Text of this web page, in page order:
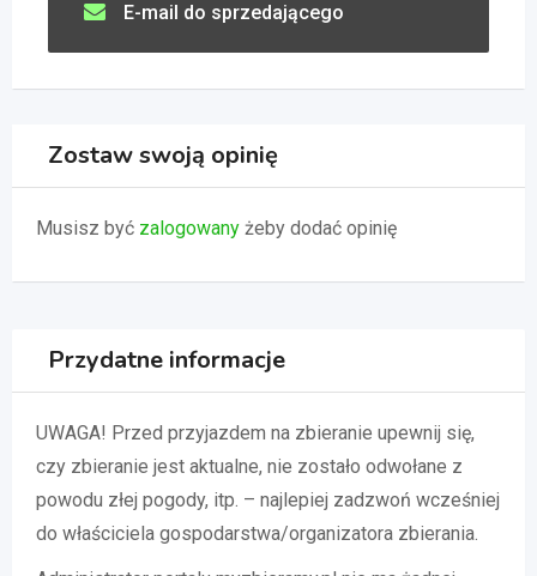
E-mail do sprzedającego
Zostaw swoją opinię
Musisz być zalogowany żeby dodać opinię
Przydatne informacje
UWAGA! Przed przyjazdem na zbieranie upewnij się,
czy zbieranie jest aktualne, nie zostało odwołane z
powodu złej pogody, itp. – najlepiej zadzwoń wcześniej
do właściciela gospodarstwa/organizatora zbierania.